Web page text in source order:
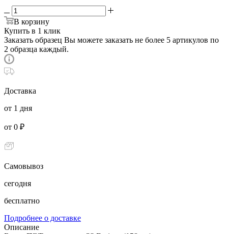
В корзину
Купить в 1 клик
Заказать образец Вы можете заказать не более 5 артикулов по
2 образца каждый.
Доставка
от 1 дня
от 0 ₽
Самовывоз
сегодня
бесплатно
Подробнее о доставке
Описание